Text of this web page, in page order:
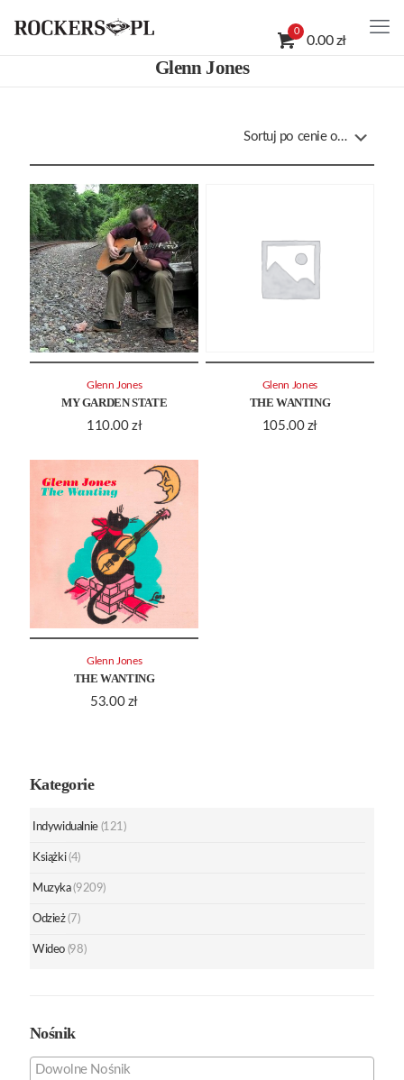
0
0.00 zł
Glenn Jones
MY GARDEN STATE
110.00 zł
Glenn Jones
THE WANTING
105.00 zł
Glenn Jones
THE WANTING
53.00 zł
Glenn Jones
Kategorie
Indywidualnie (121)
Książki (4)
Muzyka (9209)
Odzież (7)
Wideo (98)
Nośnik